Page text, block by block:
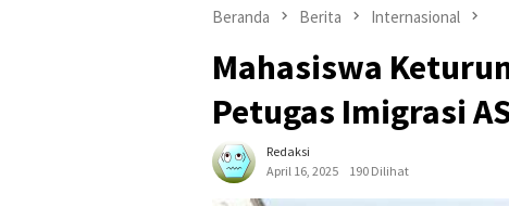
Beranda Berita Internasional
Mahasiswa
Petugas Imigrasi
Redaksi
April 16, 2025
190 Dilihat